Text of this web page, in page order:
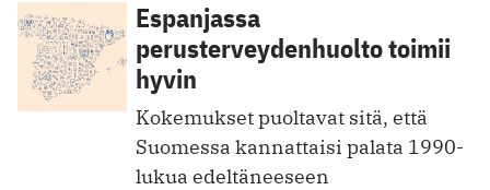
Espanjassa
perusterveydenhuolto toimii
hyvin
Kokemukset puoltavat sitä, että
Suomessa kannattaisi palata 1990-
lukua edeltäneeseen